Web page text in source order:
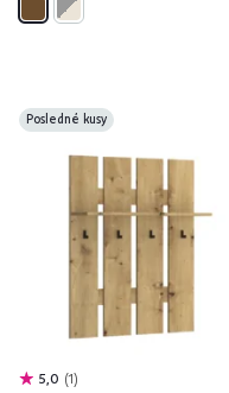
Posledné kusy
5,0 1